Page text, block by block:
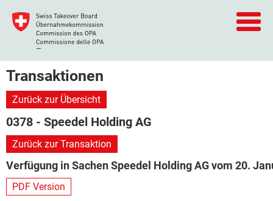
Transaktionen
Zurück zur Übersicht
0378 - Speedel Holding AG
Zurück zur Transaktion
Verfügung in Sachen Speedel Holding AG vom 20.
PDF Version